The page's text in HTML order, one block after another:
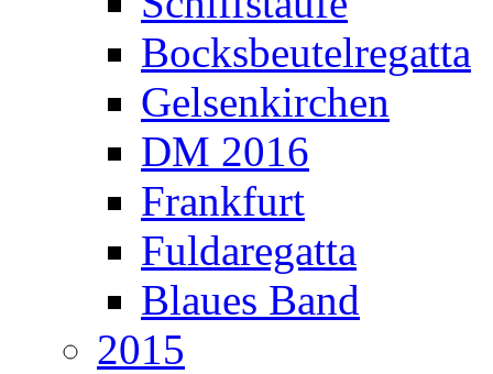
Bocksbeutelregatta
Gelsenkirchen
DM 2016
Frankfurt
Fuldaregatta
Blaues Band
2015